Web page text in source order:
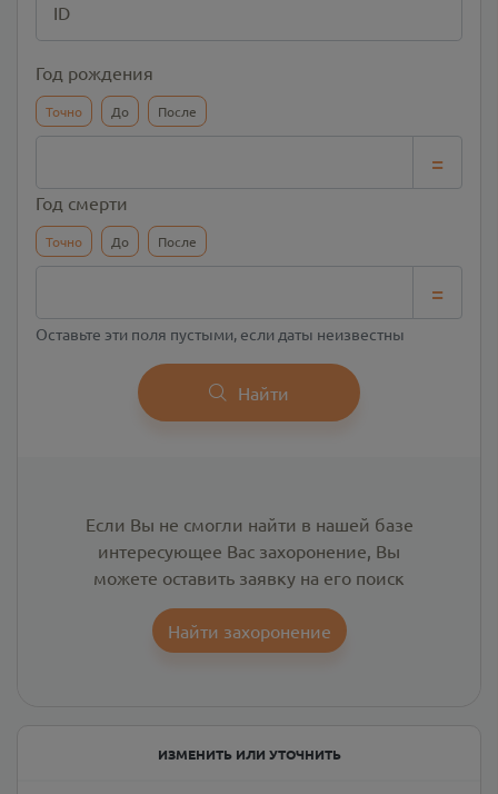
ID
Год рождения
Точно До После
=
Год смерти
Точно До После
=
Оставьте эти поля пустыми, если даты неизвестны
Найти
Если Вы не смогли найти в нашей базе
интересующее Вас захоронение, Вы
можете оставить заявку на его поиск
Найти захоронение
ИЗМЕНИТЬ ИЛИ УТОЧНИТЬ